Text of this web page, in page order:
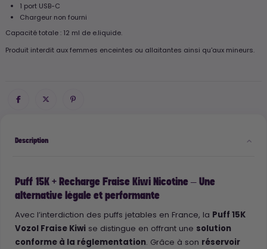
1 port USB-C
Chargeur non fourni
Capacité totale : 12 ml de e.liquide.
Produit interdit aux femmes enceintes ou allaitantes ainsi qu'aux mineurs.
Description
Puff 15K + Recharge Fraise Kiwi Nicotine – Une
alternative légale et performante
Avec l’interdiction des puffs jetables en France, la Puff 15K
Vozol Fraise Kiwi se distingue en offrant une solution
conforme à la réglementation. Grâce à son réservoir